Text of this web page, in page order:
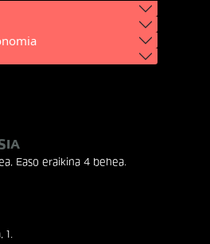
Easo eraikina 4 behea.
1.